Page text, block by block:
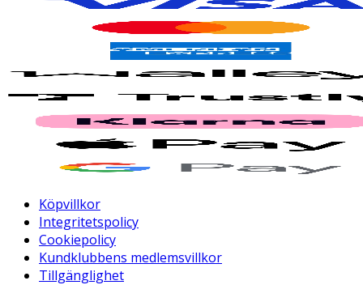
Köpvillkor
Integritetspolicy
Cookiepolicy
Kundklubbens medlemsvillkor
Tillgänglighet